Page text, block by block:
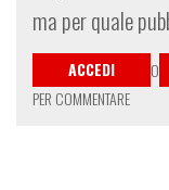
ma per quale
ACCEDI O
PER COMMENTARE